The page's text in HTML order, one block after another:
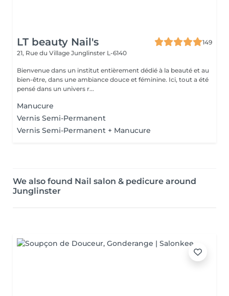
LT beauty Nail's
149
21, Rue du Village Junglinster L-6140
Bienvenue dans un institut entièrement dédié à la beauté et au
bien-être, dans une ambiance douce et féminine. Ici, tout a été
pensé dans un univers r...
Manucure
Vernis Semi-Permanent
Vernis Semi-Permanent + Manucure
We also found Nail salon & pedicure around
Junglinster